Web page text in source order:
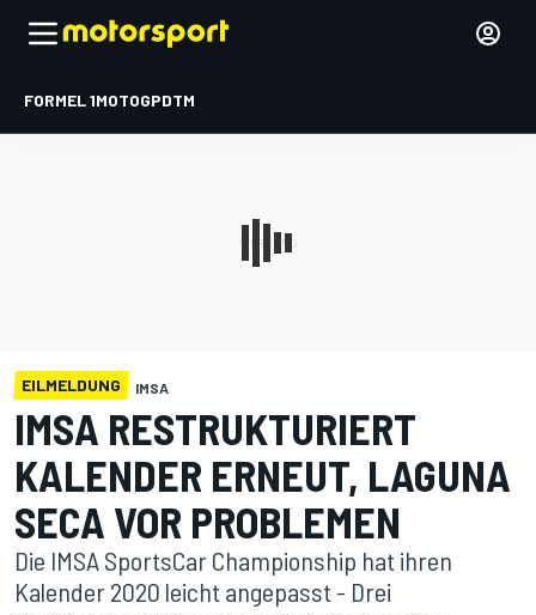
FORMEL 1MOTOGPDTM
EILMELDUNG IMSA
IMSA RESTRUKTURIERT
KALENDER ERNEUT, LAGUNA
SECA VOR PROBLEMEN
Die IMSA SportsCar Championship hat ihren
Kalender 2020 leicht angepasst - Drei